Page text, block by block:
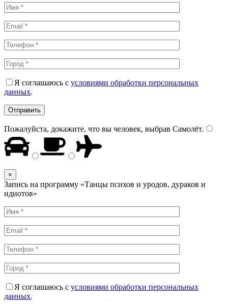
Я соглашаюсь с условиями обработки персональных
данных.
Пожалуйста, докажите, что вы человек, выбрав Самолёт.
×
Запись на программу «Танцы психов и уродов, дураков и
идиотов»
Я соглашаюсь с условиями обработки персональных
данных.